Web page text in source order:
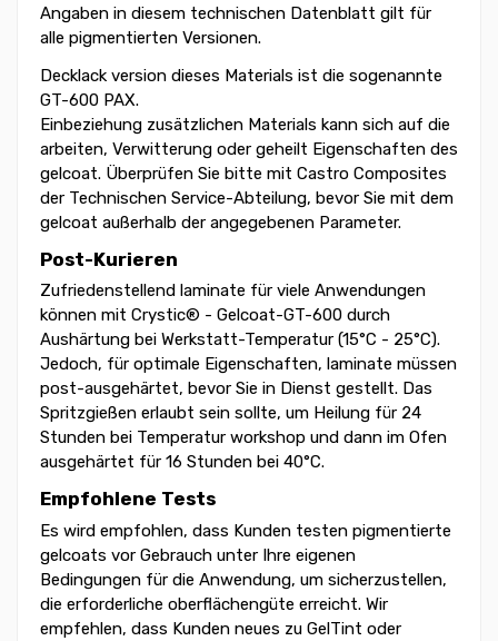
Angaben in diesem technischen Datenblatt gilt für
alle pigmentierten Versionen.
Decklack version dieses Materials ist die sogenannte
GT-600 PAX.
Einbeziehung zusätzlichen Materials kann sich auf die
arbeiten, Verwitterung oder geheilt Eigenschaften des
gelcoat. Überprüfen Sie bitte mit Castro Composites
der Technischen Service-Abteilung, bevor Sie mit dem
gelcoat außerhalb der angegebenen Parameter.
Post-Kurieren
Zufriedenstellend laminate für viele Anwendungen
können mit Crystic® - Gelcoat-GT-600 durch
Aushärtung bei Werkstatt-Temperatur (15°C - 25°C).
Jedoch, für optimale Eigenschaften, laminate müssen
post-ausgehärtet, bevor Sie in Dienst gestellt. Das
Spritzgießen erlaubt sein sollte, um Heilung für 24
Stunden bei Temperatur workshop und dann im Ofen
ausgehärtet für 16 Stunden bei 40°C.
Empfohlene Tests
Es wird empfohlen, dass Kunden testen pigmentierte
gelcoats vor Gebrauch unter Ihre eigenen
Bedingungen für die Anwendung, um sicherzustellen,
die erforderliche oberflächengüte erreicht. Wir
empfehlen, dass Kunden neues zu GelTint oder